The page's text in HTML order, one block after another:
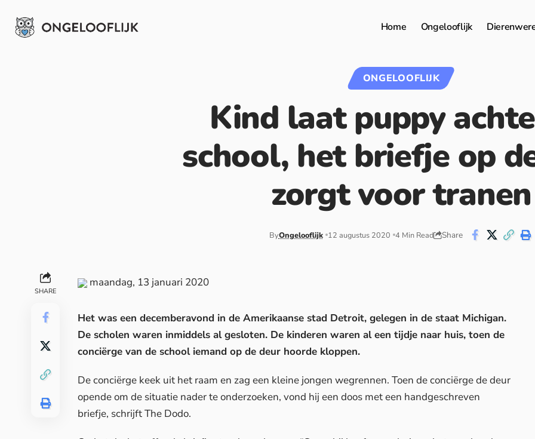
Home Ongelooflijk
ONGELOOFLIJK
Kind laat puppy
school, het briefje op
zorgt voor tranen
ByOngelooflijk 12 augustus 2020 4 Min Read Share
SHARE
maandag, 13 januari 2020
Het was een decemberavond in de Amerikaanse stad Detroit, gelegen in de staat Michigan.
De scholen waren inmiddels al gesloten. De kinderen waren al een tijdje naar huis, toen de
conciërge van de school iemand op de deur hoorde kloppen.
De conciërge keek uit het raam en zag een kleine jongen wegrennen. Toen de conciërge de deur
opende om de situatie nader te onderzoeken, vond hij een doos met een handgeschreven
briefje, schrijftThe Dodo.